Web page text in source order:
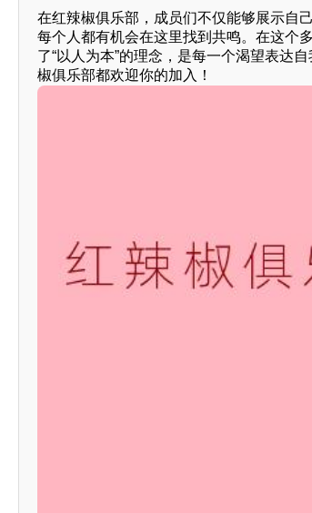
在红辣椒俱乐部，成员们不仅能够展示自
每个人都有机会在这里找到共鸣。在这个
了“以人为本”的理念，是每一个渴望表达
椒俱乐部都欢迎你的加入！